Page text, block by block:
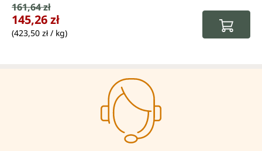
Cena sprzedaży:
Cena regularna:
161,64 zł
145,26 zł
(423,50 zł / kg)